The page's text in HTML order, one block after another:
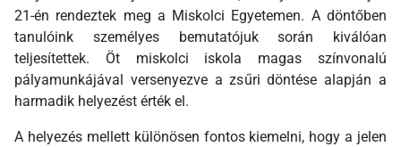
21-én rendeztek meg a Miskolci Egyetemen. A döntőben
tanulóink személyes bemutatójuk során kiválóan
teljesítettek. Öt miskolci iskola magas színvonalú
pályamunkájával versenyezve a zsűri döntése alapján a
harmadik helyezést érték el.
A helyezés mellett különösen fontos kiemelni, hogy a jelen